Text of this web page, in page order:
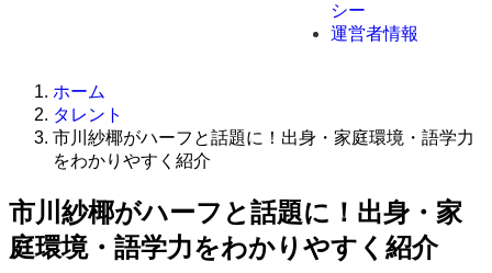
シー
運営者情報
ホーム
タレント
市川紗椰がハーフと話題に！出身・家庭環境・語学力
をわかりやすく紹介
市川紗椰がハーフと話題に！出身・家
庭環境・語学力をわかりやすく紹介